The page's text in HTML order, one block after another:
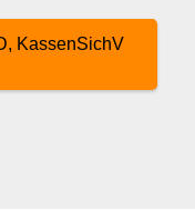
KassenSichV